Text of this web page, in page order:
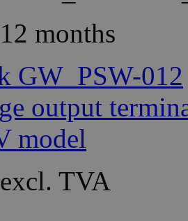
12 months
excl. TVA